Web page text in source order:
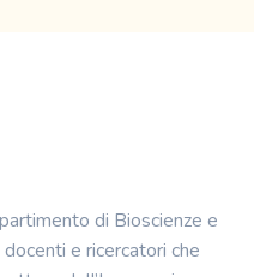
di Bioscienze e
e ricercatori che